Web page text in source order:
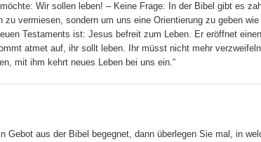
Wir sollen leben! – Keine Frage: In der Bibel gibt es
zu vermiesen, sondern um uns eine Orientierung zu geben
Testaments ist: Jesus befreit zum Leben. Er eröffnet
atmet auf, ihr sollt leben. Ihr müsst nicht mehr
mit ihm kehrt neues Leben bei uns ein.“
Gebot aus der Bibel begegnet, dann überlegen Sie mal, in